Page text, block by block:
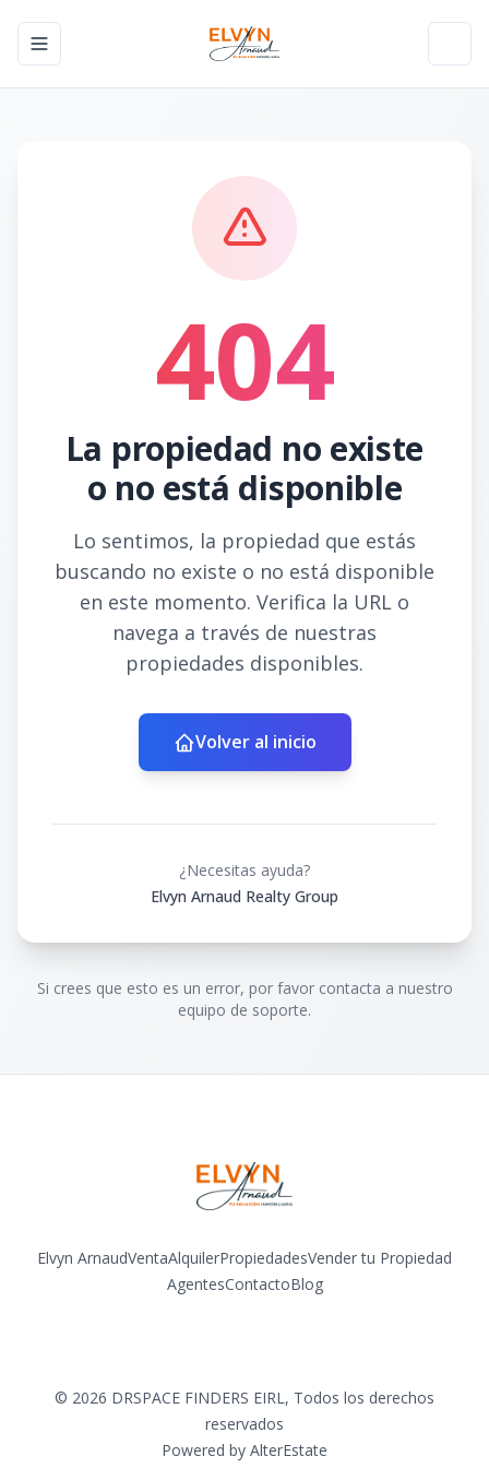
Toggle navigation menu
404
La propiedad no existe
o no está disponible
Lo sentimos, la propiedad que estás
buscando no existe o no está disponible
en este momento. Verifica la URL o
navega a través de nuestras
propiedades disponibles.
Volver al inicio
¿Necesitas ayuda?
Elvyn Arnaud Realty Group
Si crees que esto es un error, por favor contacta a nuestro
equipo de soporte.
Elvyn ArnaudVentaAlquilerPropiedadesVender tu Propiedad
AgentesContactoBlog
© 2026 DRSPACE FINDERS EIRL, Todos los derechos
reservados
Powered by AlterEstate